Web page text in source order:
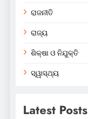
ରାଜନୀତି
ରାଜ୍ୟ
ଶିକ୍ଷା ଓ ନିଯୁକ୍ତି
ସ୍ୱାସ୍ଥ୍ୟ
Latest Posts